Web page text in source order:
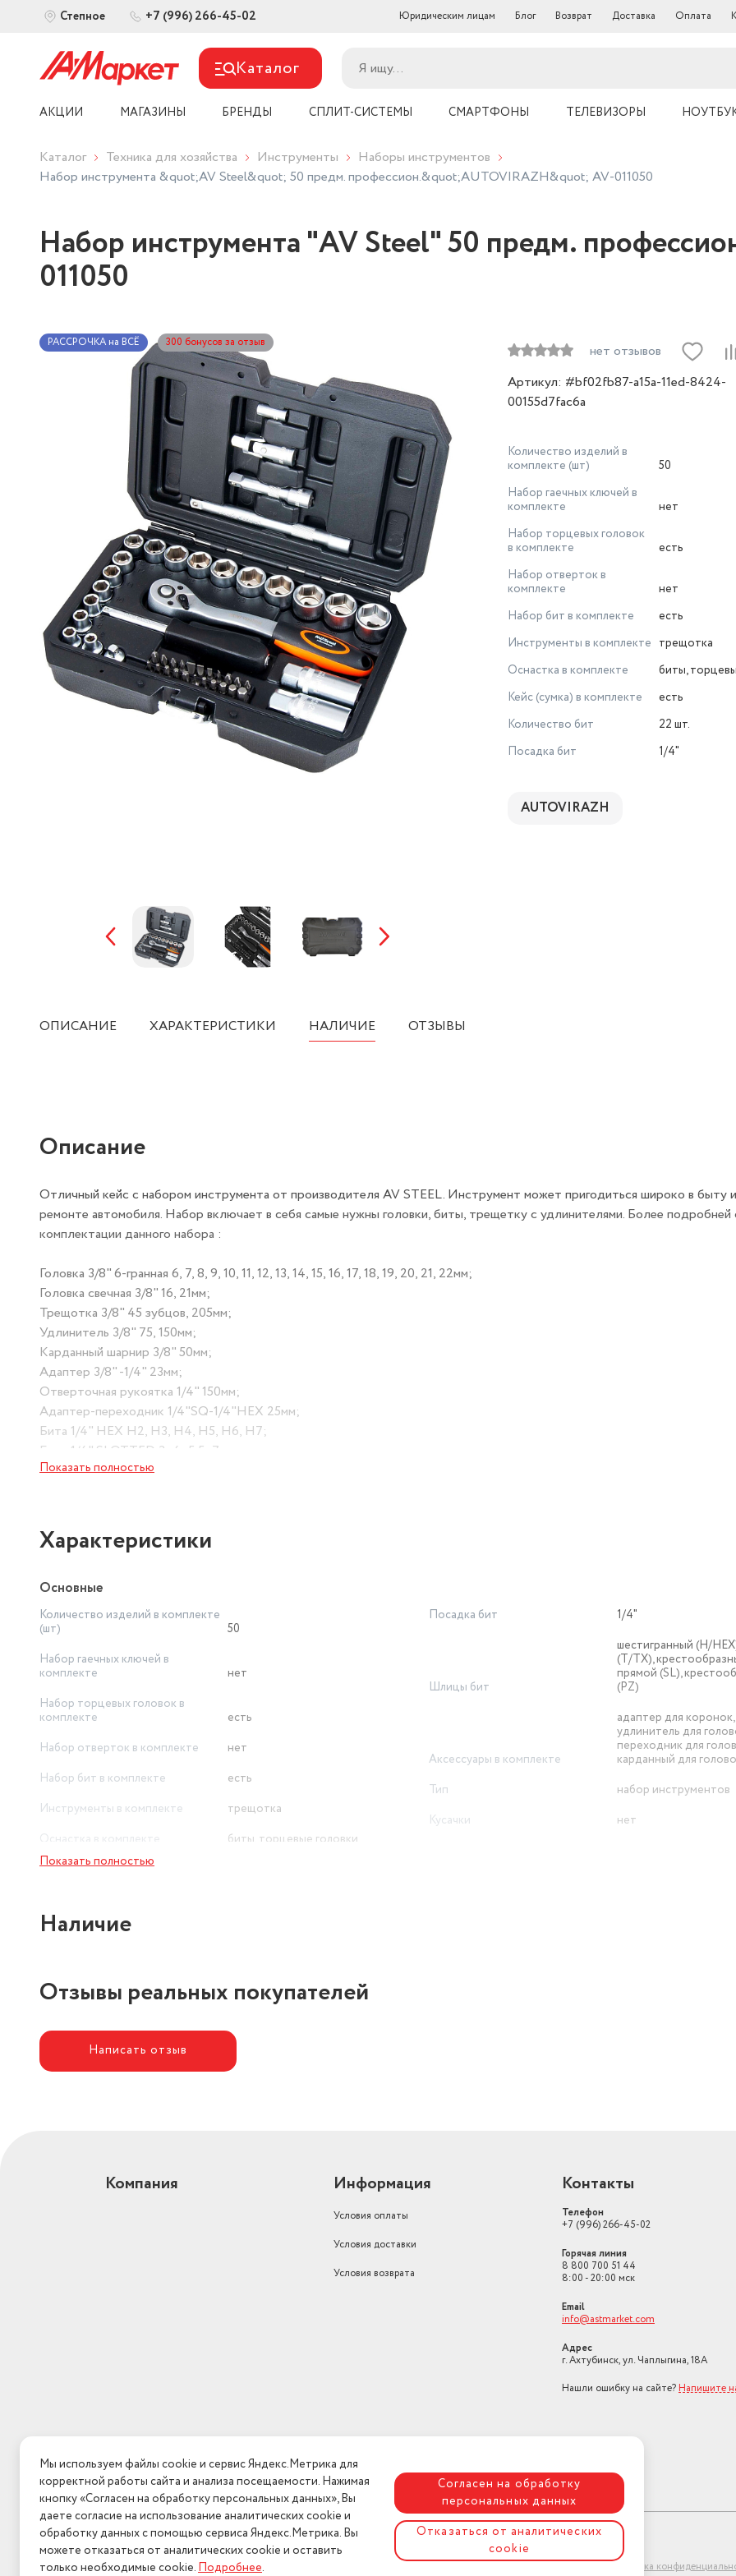
Степное +7 (996) 266-45-02 Юридическим лицам Блог Возврат Доставка Оплата
Каталог
АКЦИИ МАГАЗИНЫ БРЕНДЫ СПЛИТ-СИСТЕМЫ СМАРТФОНЫ ТЕЛЕВИЗОРЫ
Каталог Техника для хозяйства Инструменты
Наборы инструментов
Набор инструмента &quot;AV Steel&quot; 50 предм. профессион.&quot;AUTOVIRAZH&quot; AV-011050
Набор инструмента "AV Steel" 50 предм.
011050
РАССРОЧКА на ВСЁ 300 бонусов за отзыв
нет отзывов
Артикул: #bf02fb87-a15a-11ed-8424-
00155d7fac6a
Количество изделий в
комплекте (шт)
50
Набор гаечных ключей в
комплекте
нет
Набор торцевых головок
в комплекте
есть
Набор отверток в
комплекте
нет
Набор бит в комплекте
есть
Инструменты в комплекте трещотка
Оснастка в комплекте
биты,
Кейс (сумка) в комплекте
есть
Количество бит
22 шт.
Посадка бит
1/4"
AUTOVIRAZH
ОПИСАНИЕ ХАРАКТЕРИСТИКИ НАЛИЧИЕ ОТЗЫВЫ
Описание
Отличный кейс с набором инструмента от производителя AV STEEL. Инструмент может пригодиться широко в быту
ремонте автомобиля. Набор включает в себя самые нужны головки, биты, трещетку с удлинителями. Более подробней
комплектации данного набора :
Головка 3/8" 6-гранная 6, 7, 8, 9, 10, 11, 12, 13, 14, 15, 16, 17, 18, 19, 20, 21, 22мм;
Головка свечная 3/8" 16, 21мм;
Трещотка 3/8" 45 зубцов, 205мм;
Удлинитель 3/8" 75, 150мм;
Карданный шарнир 3/8" 50мм;
Адаптер 3/8" -1/4" 23мм;
Отверточная рукоятка 1/4" 150мм;
Адаптер-переходник 1/4"SQ-1/4"HEX 25мм;
Бита 1/4" HEX Н2, H3, H4, H5, H6, Н7;
Бита 1/4" SLOTTED 3; 4; 5,5; 7мм;
Бита 1/4" PHILLIPS РН0, PH1, РН2, РН3;
Показать полностью
Характеристики
Основные
Количество изделий в комплекте
(шт)
50
Набор гаечных ключей в
комплекте
нет
Набор торцевых головок в
комплекте
есть
Набор отверток в комплекте
нет
Набор бит в комплекте
есть
Инструменты в комплекте
трещотка
Оснастка в комплекте
биты, торцевые головки
Кейс (сумка) в комплекте
Посадка бит 1/4"
Шлицы бит
шестигранный (H/
(T/TX),
прямой (SL),
(PZ)
Аксессуары в комплекте
адаптер для коронок,
удлинитель для
переходник для
карданный для
Тип
набор инструментов
Кусачки
нет
Показать полностью
Наличие
Отзывы реальных покупателей
Написать отзыв
Компания Информация
Условия оплаты
Условия доставки
Условия возврата
Контакты
Телефон
+7 (996) 266-45-02
Горячая линия
8 800 700 51 44
8:00 - 20:00 мск
Email
info@astmarket.com
Адрес
г. Ахтубинск, ул. Чаплыгина, 18А
Нашли ошибку на сайте? Напишите
Политика
Мы используем файлы cookie и сервис Яндекс.Метрика для
корректной работы сайта и анализа посещаемости. Нажимая
кнопку «Согласен на обработку персональных данных», Вы
даете согласие на использование аналитических cookie и
обработку данных с помощью сервиса Яндекс.Метрика. Вы
можете отказаться от аналитических cookie и оставить
только необходимые cookie.Подробнее.
Согласен на обработку
персональных данных
Отказаться от аналитических
cookie